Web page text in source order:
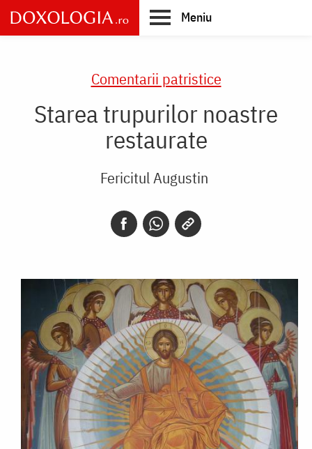
Skip
to
main
Meniu
Comentarii patristice
Starea trupurilor noastre
restaurate
Fericitul Augustin